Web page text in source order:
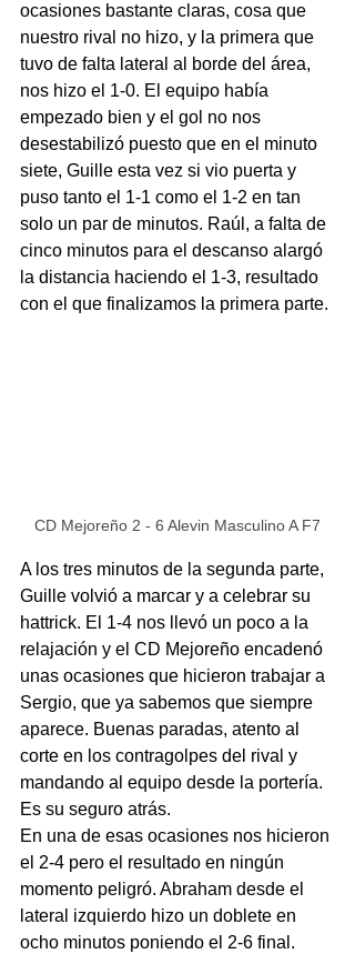
ocasiones bastante claras, cosa que
nuestro rival no hizo, y la primera que
tuvo de falta lateral al borde del área,
nos hizo el 1-0. El equipo había
empezado bien y el gol no nos
desestabilizó puesto que en el minuto
siete, Guille esta vez si vio puerta y
puso tanto el 1-1 como el 1-2 en tan
solo un par de minutos. Raúl, a falta de
cinco minutos para el descanso alargó
la distancia haciendo el 1-3, resultado
con el que finalizamos la primera parte.
CD Mejoreño 2 - 6 Alevin Masculino A F7
A los tres minutos de la segunda parte,
Guille volvió a marcar y a celebrar su
hattrick. El 1-4 nos llevó un poco a la
relajación y el CD Mejoreño encadenó
unas ocasiones que hicieron trabajar a
Sergio, que ya sabemos que siempre
aparece. Buenas paradas, atento al
corte en los contragolpes del rival y
mandando al equipo desde la portería.
Es su seguro atrás.
En una de esas ocasiones nos hicieron
el 2-4 pero el resultado en ningún
momento peligró. Abraham desde el
lateral izquierdo hizo un doblete en
ocho minutos poniendo el 2-6 final.